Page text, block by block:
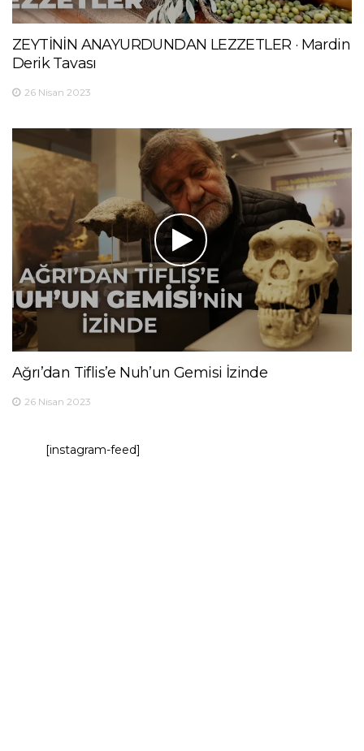
ZEYTİNİN ANAYURDUNDAN LEZZETLER · Mardin
Derik Tavası
26 Nisan 2023
Ağrı’dan Tiflis’e Nuh’un Gemisi İzinde
26 Nisan 2023
[instagram-feed]